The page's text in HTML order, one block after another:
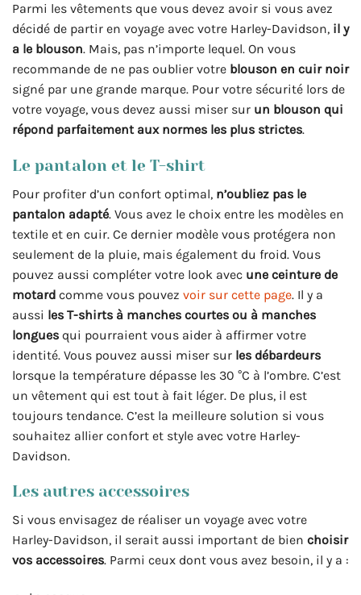
Parmi les vêtements que vous devez avoir si vous avez
décidé de partir en voyage avec votre Harley-Davidson, il y
a le blouson. Mais, pas n’importe lequel. On vous
recommande de ne pas oublier votre blouson en cuir noir
signé par une grande marque. Pour votre sécurité lors de
votre voyage, vous devez aussi miser sur un blouson qui
répond parfaitement aux normes les plus strictes.
Le pantalon et le T-shirt
Pour profiter d’un confort optimal, n’oubliez pas le
pantalon adapté. Vous avez le choix entre les modèles en
textile et en cuir. Ce dernier modèle vous protégera non
seulement de la pluie, mais également du froid. Vous
pouvez aussi compléter votre look avec une ceinture de
motard comme vous pouvez voir sur cette page. Il y a
aussi les T-shirts à manches courtes ou à manches
longues qui pourraient vous aider à affirmer votre
identité. Vous pouvez aussi miser sur les débardeurs
lorsque la température dépasse les 30 °C à l’ombre. C’est
un vêtement qui est tout à fait léger. De plus, il est
toujours tendance. C’est la meilleure solution si vous
souhaitez allier confort et style avec votre Harley-
Davidson.
Les autres accessoires
Si vous envisagez de réaliser un voyage avec votre
Harley-Davidson, il serait aussi important de bien choisir
vos accessoires. Parmi ceux dont vous avez besoin, il y a :